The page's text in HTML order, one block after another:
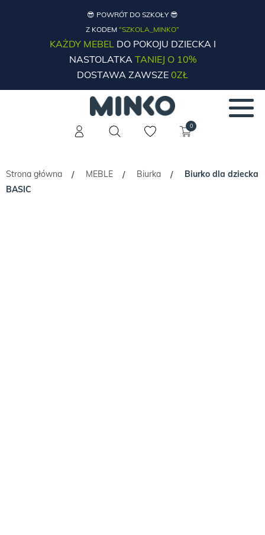
😎 POWRÓT DO SZKOŁY 😎
Z KODEM “SZKOLA_MINKO”
KAŻDY MEBELDO POKOJU DZIECKA I
NASTOLATKATANIEJ O 10%
DOSTAWA ZAWSZE 0ZŁ
0
Strona główna / MEBLE / Biurka /
Biurko dla dziecka
BASIC